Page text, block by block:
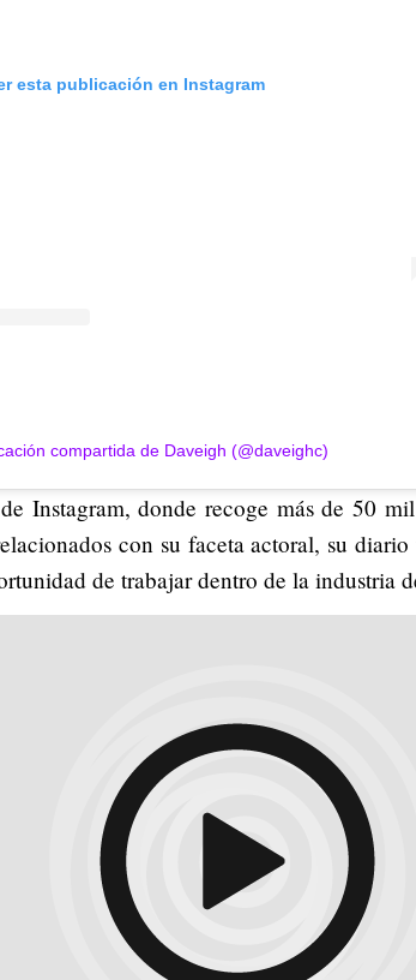
esta publicación en Instagram
compartida de Daveigh (@daveighc)
Instagram, donde recoge más de 50
con su faceta actoral, su
de trabajar dentro de la industria